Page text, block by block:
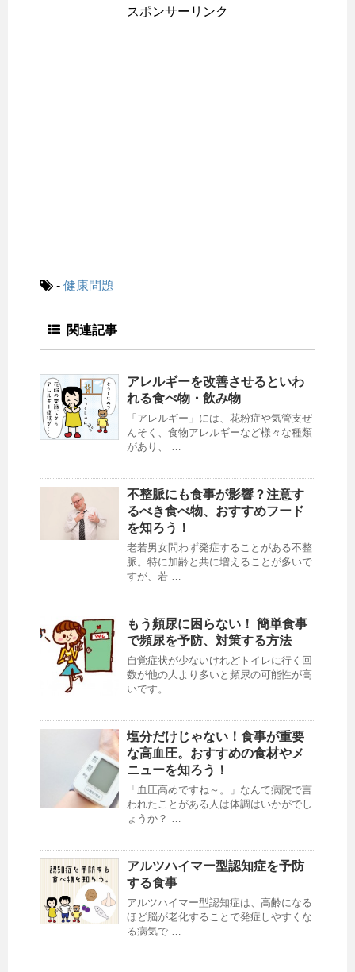
スポンサーリンク
- 健康問題
関連記事
アレルギーを改善させるといわ
れる食べ物・飲み物
「アレルギー」には、花粉症や気管支ぜ
んそく、食物アレルギーなど様々な種類
があり、 …
不整脈にも食事が影響？注意す
るべき食べ物、おすすめフード
を知ろう！
老若男女問わず発症することがある不整
脈。特に加齢と共に増えることが多いで
すが、若 …
もう頻尿に困らない！ 簡単食事
で頻尿を予防、対策する方法
自覚症状が少ないけれどトイレに行く回
数が他の人より多いと頻尿の可能性が高
いです。 …
塩分だけじゃない！食事が重要
な高血圧。おすすめの食材やメ
ニューを知ろう！
「血圧高めですね～。」なんて病院で言
われたことがある人は体調はいかがでし
ょうか？ …
アルツハイマー型認知症を予防
する食事
アルツハイマー型認知症は、高齢になる
ほど脳が老化することで発症しやすくな
る病気で …